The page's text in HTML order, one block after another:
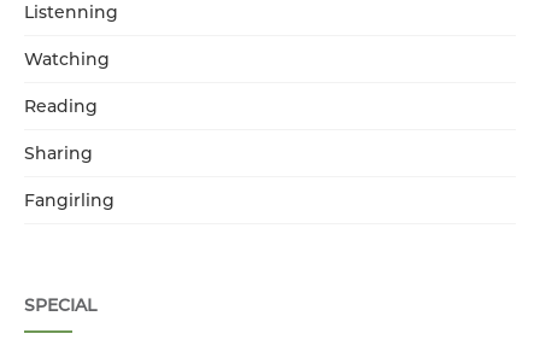
Listenning
Watching
Reading
Sharing
Fangirling
SPECIAL